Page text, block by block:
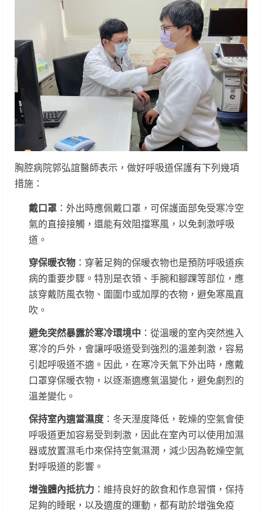
胸腔病院郭弘誼醫師表示，做好呼吸道保護有下列幾項
措施：
戴口罩 ：外出時應佩戴口罩，可保護面部免受寒冷空
氣的直接接觸，還能有效阻擋寒風，以免刺激呼吸
道。
穿保暖衣物 ：穿著足夠的保暖衣物也是預防呼吸道疾
病的重要步驟。特別是衣領、手腕和腳踝等部位，應
該穿戴防風衣物、圍圍巾或加厚的衣物，避免寒風直
吹。
避免突然暴露於寒冷環境中 ：從溫暖的室內突然進入
寒冷的戶外，會讓呼吸道受到強烈的溫差刺激，容易
引起呼吸道不適。因此，在寒冷天氣下外出時，應戴
口罩穿保暖衣物，以逐漸適應氣溫變化，避免劇烈的
溫差變化。
保持室內適當濕度 ：冬天溼度降低，乾燥的空氣會使
呼吸道更加容易受到刺激，因此在室內可以使用加濕
器或放置濕毛巾來保持空氣濕潤，減少因為乾燥空氣
對呼吸道的影響。
增強體內抵抗力 ：維持良好的飲食和作息習慣，保持
足夠的睡眠，以及適度的運動，都有助於增強免疫